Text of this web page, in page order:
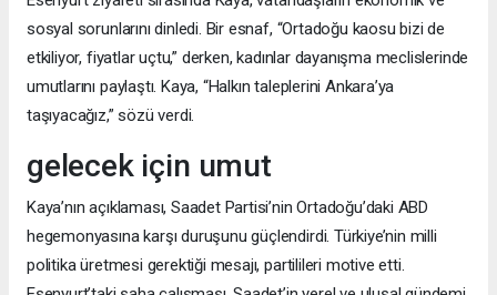
sosyal sorunlarını dinledi. Bir esnaf, “Ortadoğu kaosu bizi de
etkiliyor, fiyatlar uçtu,” derken, kadınlar dayanışma meclislerinde
umutlarını paylaştı. Kaya, “Halkın taleplerini Ankara’ya
taşıyacağız,” sözü verdi.
gelecek için umut
Kaya’nın açıklaması, Saadet Partisi’nin Ortadoğu’daki ABD
hegemonyasına karşı duruşunu güçlendirdi. Türkiye’nin milli
politika üretmesi gerektiği mesajı, partilileri motive etti.